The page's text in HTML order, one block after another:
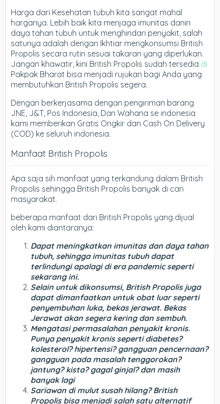
Harga dari Kesehatan tubuh kita sangat mahal
harganya. Lebih baik kita menjaga imunitas danin
daya tahan tubuh untuk menghindari penyakit, salah
satunya adalah dengan Ikhtiar mengkonsumsi British
Propolis secara rutin sesuai takaran yang diperlukan.
Jangan khawatir, kini British Propolis sudah tersedia di
Pakpak Bharat bisa menjadi rujukan bagi Anda yang
membutuhkan British Propolis segera.
Dengan berkerjasama dengan pengiriman barang
JNE, J&T, Pos Indonesia, Dan Wahana se indonesia
kami memberikan Gratis Ongkir dan Cash On Delivery
(COD) ke seluruh indonesia.
Manfaat British Propolis
Apa saja sih manfaat yang terkandung dalam British
Propolis sehingga British Propolis banyak di cari
masyarakat.
beberapa manfaat dari British Propolis yang dijual
oleh kami diantaranya:
Dapat meningkatkan imunitas dan daya tahan
tubuh, sehingga imunitas tubuh dapat
terlindungi apalagi di era pandemic seperti
sekarang ini.
Selain untuk dikonsumsi, British Propolis juga
dapat dimanfaatkan untuk obat luar seperti
penyembuhan luka, bekas jerawat. Bekas
Jerawat akan segera kering dan sembuh.
Mengatasi permasalahan penyakit kronis.
Punya penyakit kronis seperti diabetes?
kolesterol? hipertensi? gangguan pencernaan?
gangguan pada masalah tenggorokan?
jantung? kista? gagal ginjal? dan masih
banyak lagi
Sariawan di mulut susah hilang? British
Propolis bisa menjadi salah satu alternatif